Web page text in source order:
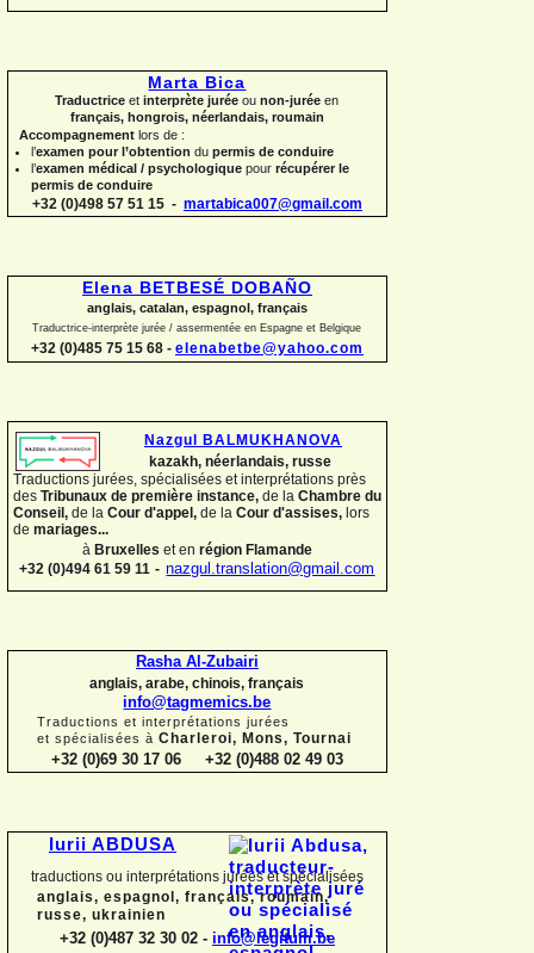
Marta Bica
Traductriceet interprète jurée ounon-juréeen
français, hongrois, néerlandais, roumain
Accompagnement lors de :
l’examen pour l’obtention du permis de conduire
l’examen médical / psychologique pour récupérer le
permis de conduire
+32 (0)498 57 51 15 - martabica007@gmail.com
Elena BETBESÉ DOBAÑO
anglais, catalan, espagnol, français
Traductrice-interprète jurée / assermentée en Espagne et Belgique
+32 (0)485 75 15 68 - elenabetbe@yahoo.com
Nazgul BALMUKHANOVA
kazakh, néerlandais, russe
Traductions jurées, spécialisées et interprétations près
des Tribunaux de première instance, de la Chambre du
Conseil, de la Cour d'appel, de la Cour d'assises, lors
de mariages...
à Bruxelles et en région Flamande
+32 (0)494 61 59 11 - nazgul.translation@gmail.com
Rasha Al-Zubairi
anglais, arabe, chinois, français
info@tagmemics.be
Traductions et interprétations jurées
et spécialisées à Charleroi, Mons, Tournai
+32 (0)69 30 17 06 +32 (0)488 02 49 03
Iurii ABDUSA
traductions ou interprétations jurées et spécialisées
anglais, espagnol, français, roumain,
russe, ukrainien
+32 (0)487 32 30 02 - info@legitum.be